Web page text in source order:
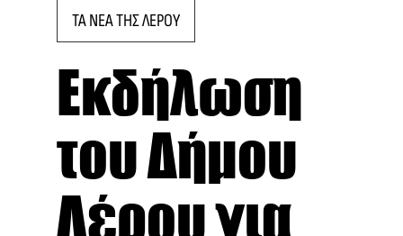
ΤΑ ΝΕΑ ΤΗΣ ΛΕΡΟΥ
Εκδήλωση
του Δήμου
Λέρου για